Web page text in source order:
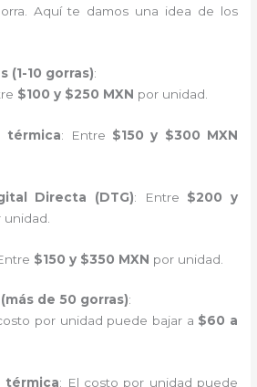
Aquí te damos una idea de los
(1-10 gorras):
$100 y $250 MXN por unidad.
térmica: Entre $150 y $300 MXN
Directa (DTG): Entre $200 y
unidad.
$150 y $350 MXN por unidad.
de 50 gorras):
por unidad puede bajar a $60 a
térmica: El costo por unidad puede